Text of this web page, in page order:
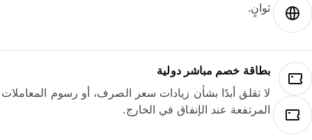
ثوانٍ.
بطاقة خصم مباشر دولية
لا تقلق أبدًا بشأن زيادات سعر الصرف، أو رسوم المعاملات
المرتفعة عند الإنفاق في الخارج.